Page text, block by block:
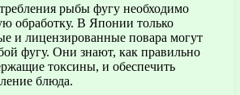
рыбы фугу необходимо
обработку. В Японии только
и лицензированные повара могут
фугу. Они знают, как правильно
токсины, и обеспечить
блюда.